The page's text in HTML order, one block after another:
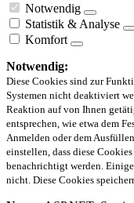
Notwendig
Statistik & Analyse
Komfort
Notwendig:
Diese Cookies sind zur
Systemen nicht deaktiviert
Reaktion auf von Ihnen
entsprechen, wie etwa dem
Anmelden oder dem
einstellen, dass diese
benachrichtigt werden.
nicht. Diese Cookies